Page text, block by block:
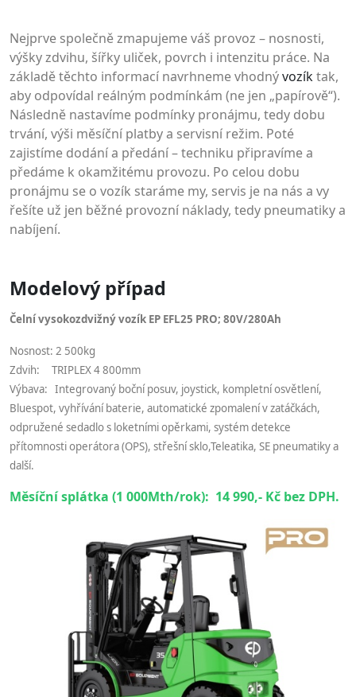
Nejprve společně zmapujeme váš provoz – nosnosti,
výšky zdvihu, šířky uliček, povrch i intenzitu práce. Na
základě těchto informací navrhneme vhodnývozíktak,
aby odpovídal reálným podmínkám (ne jen „papírově“).
Následně nastavíme podmínky pronájmu, tedy dobu
trvání, výši měsíční platby a servisní režim. Poté
zajistíme dodání a předání – techniku připravíme a
předáme k okamžitému provozu. Po celou dobu
pronájmu se o vozík staráme my, servis je na nás a vy
řešíte už jen běžné provozní náklady, tedy pneumatiky a
nabíjení.
Modelový případ
Čelní vysokozdvižný vozík EP EFL25 PRO; 80V/280Ah
Nosnost: 2 500kg
Zdvih: TRIPLEX 4 800mm
Výbava: Integrovaný boční posuv, joystick, kompletní osvětlení,
Bluespot, vyhřívání baterie, automatické zpomalení v zatáčkách,
odpružené sedadlo s loketními opěrkami, systém detekce
přítomnosti operátora (OPS), střešní sklo,Teleatika, SE pneumatiky a
další.
Měsíční splátka (1 000Mth/rok): 14 990,- Kč bez DPH.